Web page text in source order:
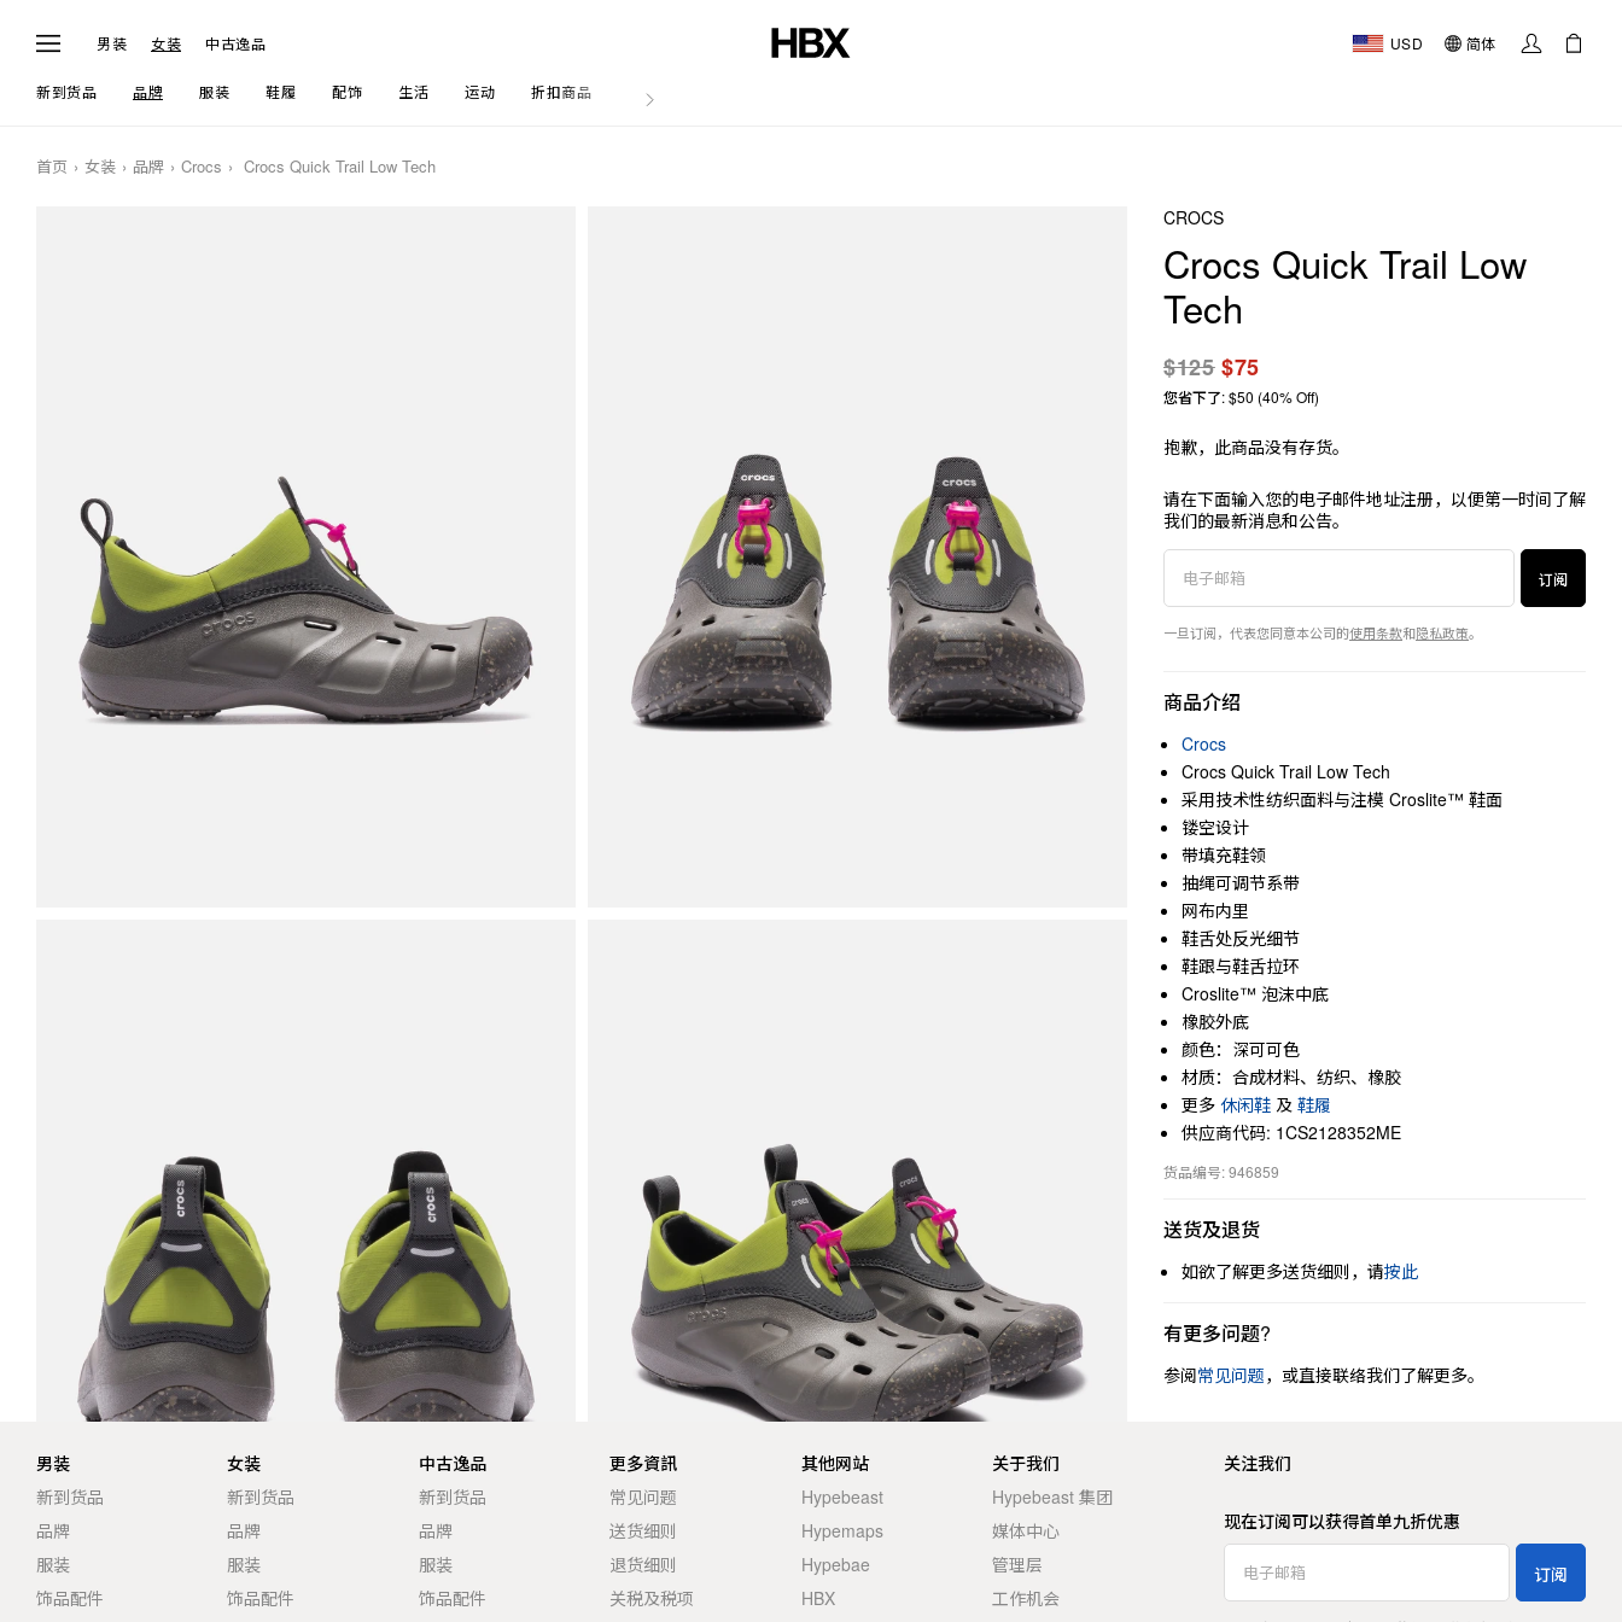
男装 女装 中古逸品 USD 简体
新到货品 品牌 服装 鞋履 配饰 生活 运动 折扣商品 文章
首页 女装 品牌 Crocs Crocs Quick Trail Low Tech
CROCS
Crocs Quick Trail Low
Tech
$125$75
您省下了: $50 (40% Off)
抱歉，此商品没有存货。
请在下面输入您的电子邮件地址注册，以便第一时间了解
我们的最新消息和公告。
订阅
一旦订阅，代表您同意本公司的使用条款和隐私政策。
商品介绍
Crocs
Crocs Quick Trail Low Tech
采用技术性纺织面料与注模 Croslite™ 鞋面
镂空设计
带填充鞋领
抽绳可调节系带
网布内里
鞋舌处反光细节
鞋跟与鞋舌拉环
Croslite™ 泡沫中底
橡胶外底
颜色：深可可色
材质：合成材料、纺织、橡胶
更多 休闲鞋 及 鞋履
供应商代码: 1CS2128352ME
货品编号: 946859
送货及退货
如欲了解更多送货细则，请按此
有更多问题?
参阅常见问题，或直接联络我们了解更多。
男装
新到货品
品牌
服装
饰品配件
女装
新到货品
品牌
服装
饰品配件
中古逸品
新到货品
品牌
服装
饰品配件
更多資訊
常见问题
送货细则
退货细则
关税及税项
其他网站
Hypebeast
Hypemaps
Hypebae
HBX
关于我们
Hypebeast 集团
媒体中心
管理层
工作机会
关注我们
现在订阅可以获得首单九折优惠
订阅